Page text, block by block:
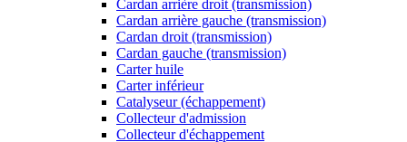
Cardan arrière droit (transmission)
Cardan arrière gauche (transmission)
Cardan droit (transmission)
Cardan gauche (transmission)
Carter huile
Carter inférieur
Catalyseur (échappement)
Collecteur d'admission
Collecteur d'échappement